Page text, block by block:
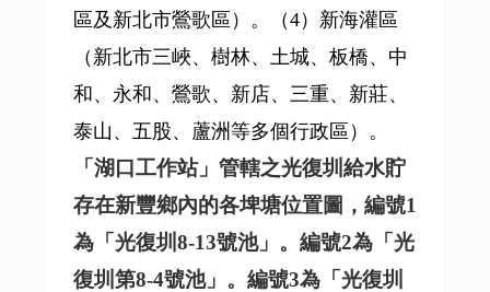
區及新北市鶯歌區）。（4）新海灌區
（新北市三峽、樹林、土城、板橋、中
和、永和、鶯歌、新店、三重、新莊、
泰山、五股、蘆洲等多個行政區）。
「湖口工作站」管轄之光復圳給水貯
存在新豐鄉內的各埤塘位置圖， 編號1
為「光復圳8-13號池」。編號2為「光
復圳第8-4號池」。編號3為「光復圳